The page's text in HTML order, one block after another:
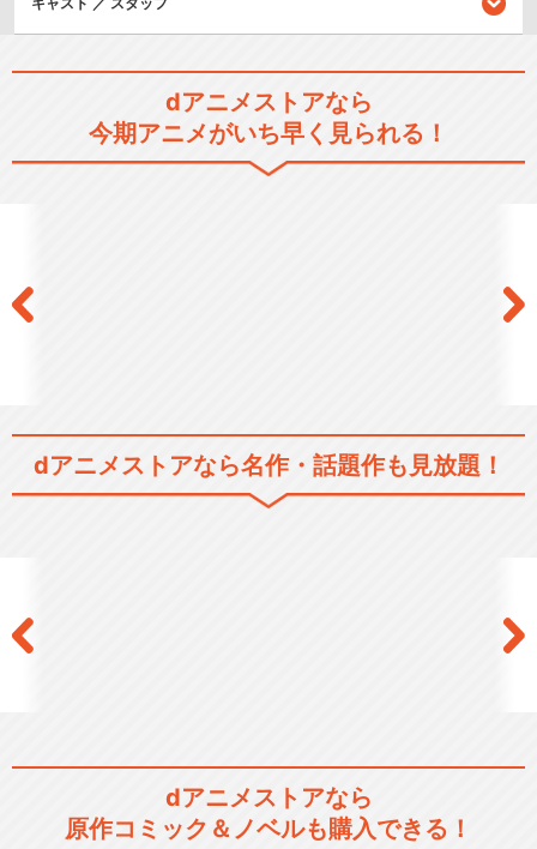
ある綾小路はそれを良く思わず嫌がらせをするが、ハルヒが、実は女で
あることが発覚する。
シリーズ／関連のアニメ作品
歌劇『桜蘭高校ホスト部』Fin
dアニメストアなら
今期アニメがいち早く見られる！
dアニメストアなら名作・話題作も見放題！
dアニメストアなら
原作コミック＆ノベルも購入できる！